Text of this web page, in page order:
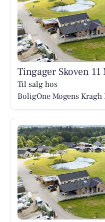
Tingager Skoven
Til salg hos
BoligOne Mogens Kragh